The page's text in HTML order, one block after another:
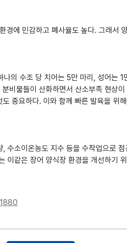
에 민감하고 폐사율도 높다. 그래서
수조 당 치어는 5만 마리, 성어는 1
비물들이 산화하면서 산소부족 현상
중요하다. 이와 함께 빠른 발육을 위
수소이온농도 지수 등을 수작업으로
같은 장어 양식장 환경을 개선하기